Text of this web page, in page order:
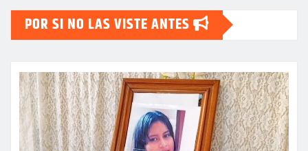
POR SI NO LAS VISTE ANTES